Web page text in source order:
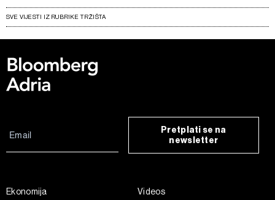
SVE VIJESTI IZ RUBRIKE TRŽIŠTA
Pretplati se na
newsletter
Ekonomija
Videos